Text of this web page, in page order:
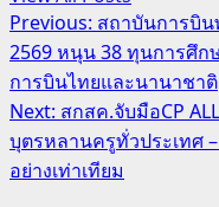
Post
navigation
Previous: สถาบันการบิ
2569 หนุน 38 ทุนการศึ
การบินไทยและนานาชาติ
Next: สกสค.จับมือCP
บุตรหลานครูทั่วประเทศ
อย่างเท่าเทียม